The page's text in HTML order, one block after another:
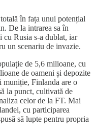
în fața unui potențial
De la intrarea sa în
Rusia s-a dublat, iar
un scenariu de invazie.
de 5,6 milioane, cu
de oameni și depozite
muniție, Finlanda are o
la punct, cultivată de
celor de la FT. Mai
cu participarea
să lupte pentru propria